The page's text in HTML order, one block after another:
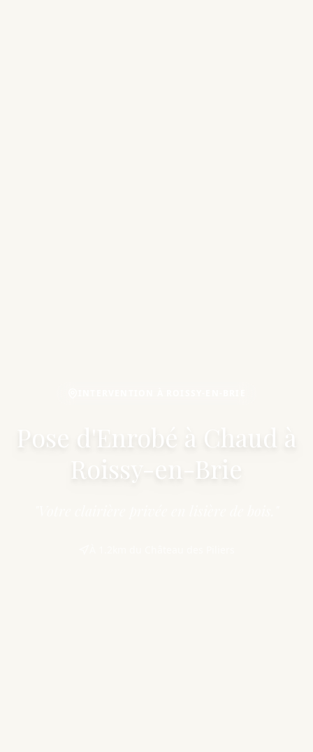
Pose d'Enrobé à Chaud à
Roissy-en-Brie